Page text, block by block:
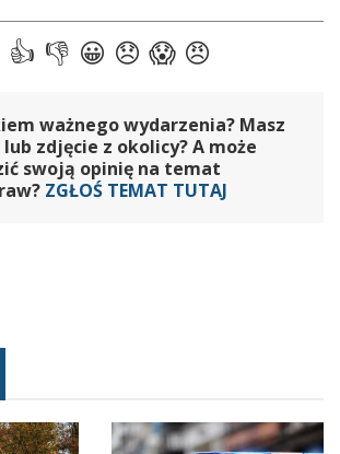
ważnego wydarzenia? Masz
zdjęcie z okolicy? A może
swoją opinię na temat
ZGŁOŚ TEMAT TUTAJ